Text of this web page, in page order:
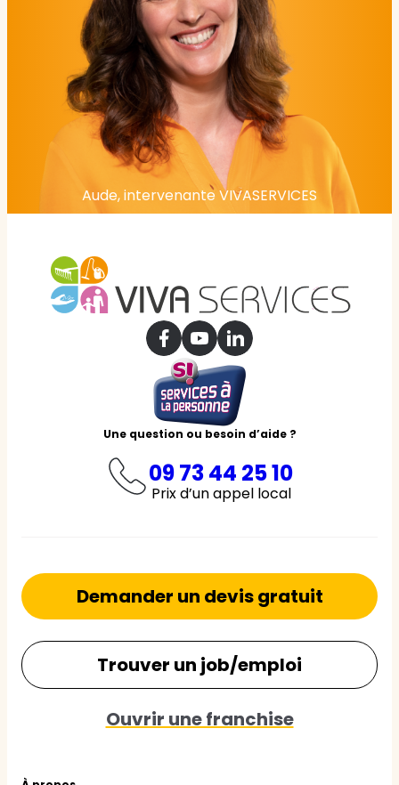
Aude, intervenante VIVASERVICES
Une question ou besoin d’aide ?
09 73 44 25 10
Prix d’un appel local
Demander un devis gratuit
Trouver un job/emploi
Ouvrir une franchise